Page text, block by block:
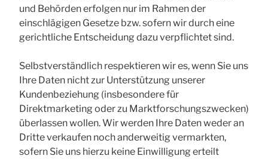
und Behörden erfolgen nur im Rahmen der
einschlägigen Gesetze bzw. sofern wir durch eine
gerichtliche Entscheidung dazu verpflichtet sind.
Selbstverständlich respektieren wir es, wenn Sie uns
Ihre Daten nicht zur Unterstützung unserer
Kundenbeziehung (insbesondere für
Direktmarketing oder zu Marktforschungszwecken)
überlassen wollen. Wir werden Ihre Daten weder an
Dritte verkaufen noch anderweitig vermarkten,
sofern Sie uns hierzu keine Einwilligung erteilt